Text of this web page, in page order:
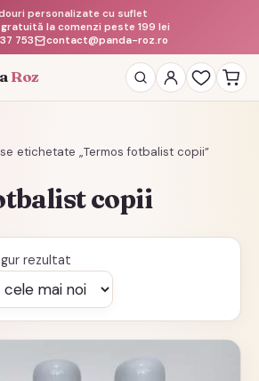
la comenzi peste 199 lei
personalizate cu suflet
753
contact@panda-roz.ro
Roz
etichetate „Termos fotbalist copii”
copii
rezultat